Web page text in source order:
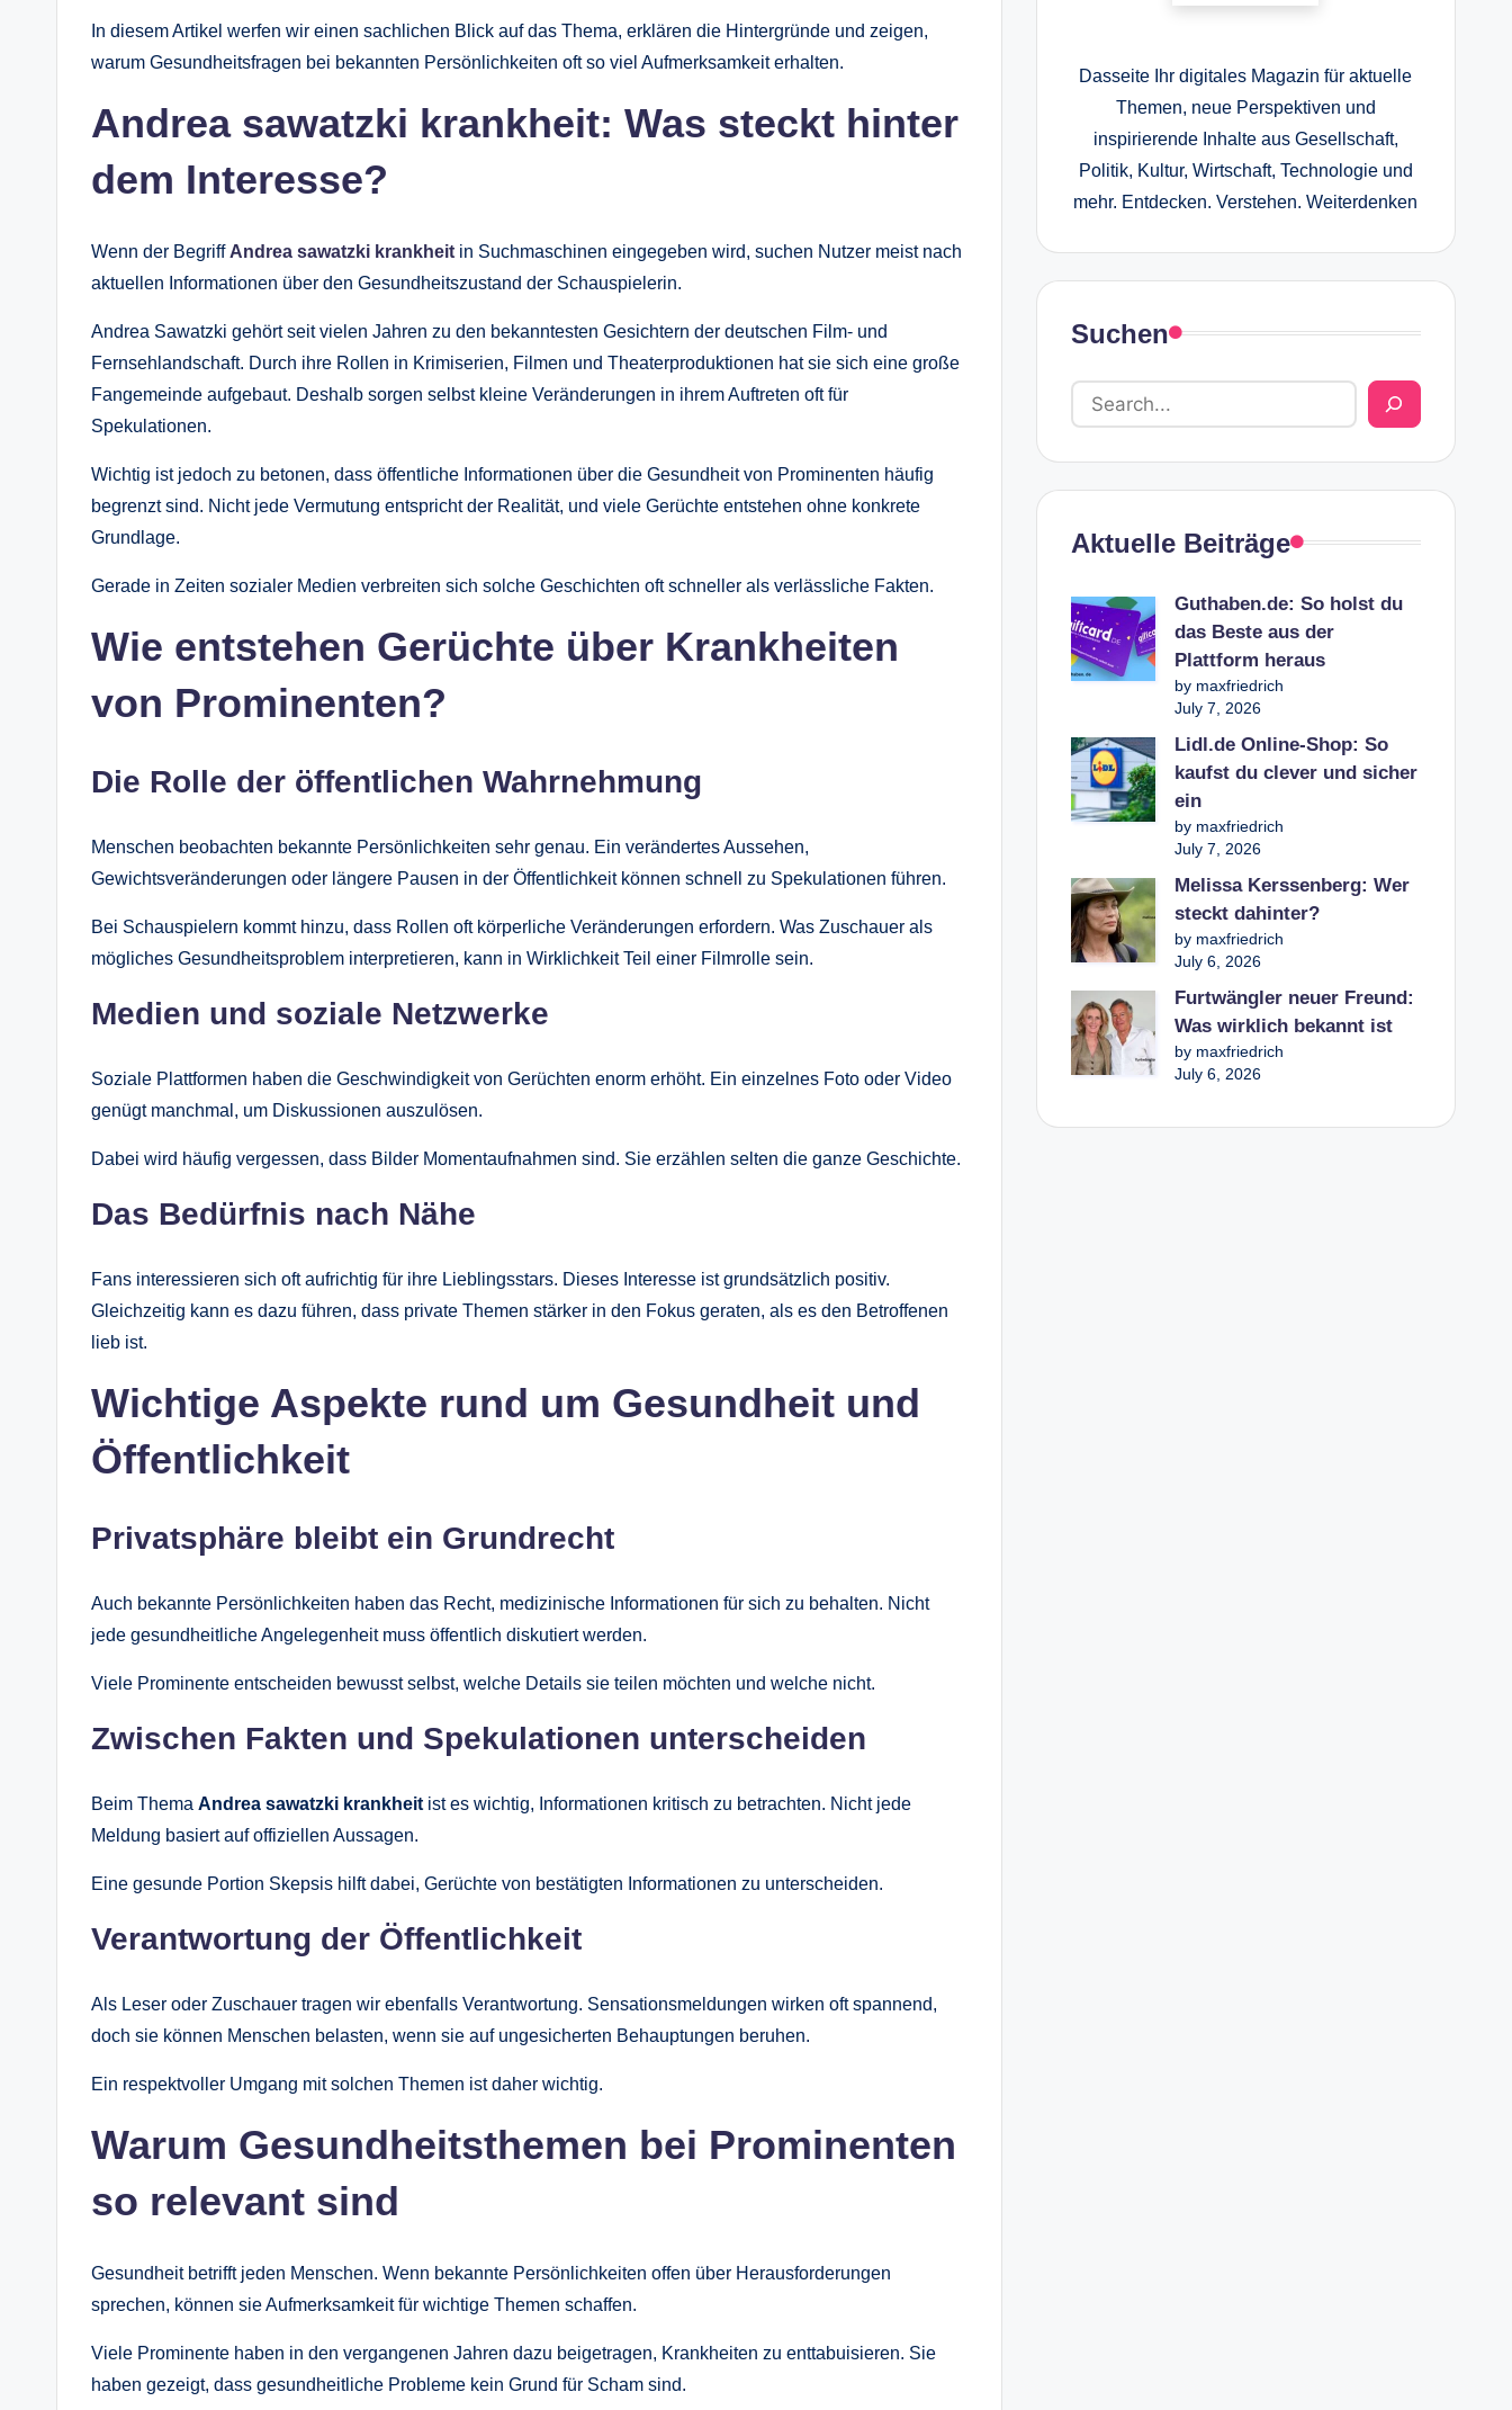
In diesem Artikel werfen wir einen sachlichen Blick auf das Thema, erklären die Hintergründe und zeigen,
warum Gesundheitsfragen bei bekannten Persönlichkeiten oft so viel Aufmerksamkeit erhalten.
Andrea sawatzki krankheit: Was steckt hinter
dem Interesse?
Wenn der Begriff Andrea sawatzki krankheit in Suchmaschinen eingegeben wird, suchen Nutzer meist nach
aktuellen Informationen über den Gesundheitszustand der Schauspielerin.
Andrea Sawatzki gehört seit vielen Jahren zu den bekanntesten Gesichtern der deutschen Film- und
Fernsehlandschaft. Durch ihre Rollen in Krimiserien, Filmen und Theaterproduktionen hat sie sich eine große
Fangemeinde aufgebaut. Deshalb sorgen selbst kleine Veränderungen in ihrem Auftreten oft für
Spekulationen.
Wichtig ist jedoch zu betonen, dass öffentliche Informationen über die Gesundheit von Prominenten häufig
begrenzt sind. Nicht jede Vermutung entspricht der Realität, und viele Gerüchte entstehen ohne konkrete
Grundlage.
Gerade in Zeiten sozialer Medien verbreiten sich solche Geschichten oft schneller als verlässliche Fakten.
Wie entstehen Gerüchte über Krankheiten
von Prominenten?
Die Rolle der öffentlichen Wahrnehmung
Menschen beobachten bekannte Persönlichkeiten sehr genau. Ein verändertes Aussehen,
Gewichtsveränderungen oder längere Pausen in der Öffentlichkeit können schnell zu Spekulationen führen.
Bei Schauspielern kommt hinzu, dass Rollen oft körperliche Veränderungen erfordern. Was Zuschauer als
mögliches Gesundheitsproblem interpretieren, kann in Wirklichkeit Teil einer Filmrolle sein.
Medien und soziale Netzwerke
Soziale Plattformen haben die Geschwindigkeit von Gerüchten enorm erhöht. Ein einzelnes Foto oder Video
genügt manchmal, um Diskussionen auszulösen.
Dabei wird häufig vergessen, dass Bilder Momentaufnahmen sind. Sie erzählen selten die ganze Geschichte.
Das Bedürfnis nach Nähe
Fans interessieren sich oft aufrichtig für ihre Lieblingsstars. Dieses Interesse ist grundsätzlich positiv.
Gleichzeitig kann es dazu führen, dass private Themen stärker in den Fokus geraten, als es den Betroffenen
lieb ist.
Wichtige Aspekte rund um Gesundheit und
Öffentlichkeit
Privatsphäre bleibt ein Grundrecht
Auch bekannte Persönlichkeiten haben das Recht, medizinische Informationen für sich zu behalten. Nicht
jede gesundheitliche Angelegenheit muss öffentlich diskutiert werden.
Viele Prominente entscheiden bewusst selbst, welche Details sie teilen möchten und welche nicht.
Zwischen Fakten und Spekulationen unterscheiden
Beim Thema Andrea sawatzki krankheit ist es wichtig, Informationen kritisch zu betrachten. Nicht jede
Meldung basiert auf offiziellen Aussagen.
Eine gesunde Portion Skepsis hilft dabei, Gerüchte von bestätigten Informationen zu unterscheiden.
Verantwortung der Öffentlichkeit
Als Leser oder Zuschauer tragen wir ebenfalls Verantwortung. Sensationsmeldungen wirken oft spannend,
doch sie können Menschen belasten, wenn sie auf ungesicherten Behauptungen beruhen.
Ein respektvoller Umgang mit solchen Themen ist daher wichtig.
Warum Gesundheitsthemen bei Prominenten
so relevant sind
Gesundheit betrifft jeden Menschen. Wenn bekannte Persönlichkeiten offen über Herausforderungen
sprechen, können sie Aufmerksamkeit für wichtige Themen schaffen.
Viele Prominente haben in den vergangenen Jahren dazu beigetragen, Krankheiten zu enttabuisieren. Sie
haben gezeigt, dass gesundheitliche Probleme kein Grund für Scham sind.
Dasseite Ihr digitales Magazin für aktuelle
Themen, neue Perspektiven und
inspirierende Inhalte aus Gesellschaft,
Politik, Kultur, Wirtschaft, Technologie und
mehr. Entdecken. Verstehen. Weiterdenken
Suchen
Aktuelle Beiträge
Guthaben.de: So holst du
das Beste aus der
Plattform heraus
by maxfriedrich
July 7, 2026
Lidl.de Online-Shop: So
kaufst du clever und sicher
ein
by maxfriedrich
July 7, 2026
Melissa Kerssenberg: Wer
steckt dahinter?
by maxfriedrich
July 6, 2026
Furtwängler neuer Freund:
Was wirklich bekannt ist
by maxfriedrich
July 6, 2026